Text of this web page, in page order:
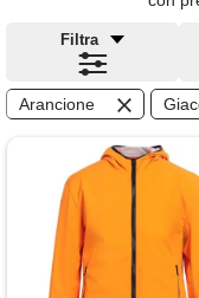
Filtra
Arancione